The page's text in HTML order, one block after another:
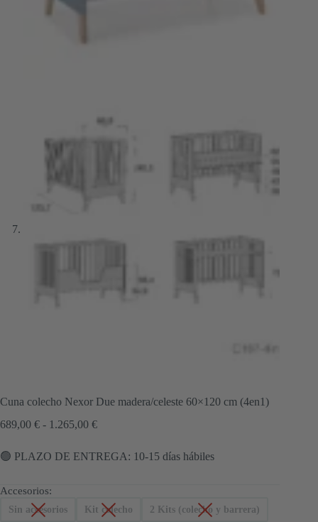
Cuna colecho Nexor Due madera/celeste 60×120 cm (4en1)
689,00 € - 1.265,00 €Rango
desde
1.265,00 €
🟢 PLAZO DE ENTREGA: 10-15 días hábiles
Accesorios:
Sin accesorios Kit colecho 2 Kits (colecho y barrera)